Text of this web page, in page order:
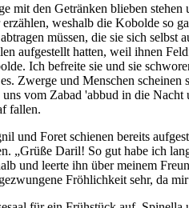
den Getränken blieben stehen
weshalb die Kobolde so
müssen, die sie sich
aufgestellt hatten, weil ihnen
Ich befreite sie und sie
Zwerge und Menschen
vom Zabad 'abbud in die
fallen.
und Foret schienen bereits
„Grüße Daril! So gut habe ich
und leerte ihn über meinem
Fröhlichkeit sehr, da